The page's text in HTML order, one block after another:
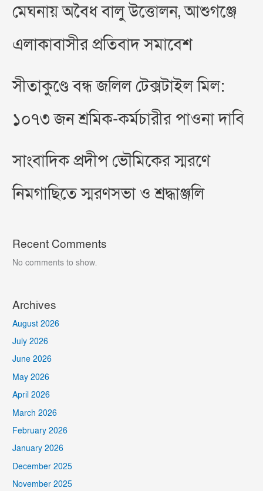
মেঘনায় অবৈধ বালু উত্তোলন, আশুগঞ্জে
এলাকাবাসীর প্রতিবাদ সমাবেশ
সীতাকুণ্ডে বন্ধ জলিল টেক্সটাইল মিল:
১০৭৩ জন শ্রমিক-কর্মচারীর পাওনা দাবি
সাংবাদিক প্রদীপ ভৌমিকের স্মরণে
নিমগাছিতে স্মরণসভা ও শ্রদ্ধাঞ্জলি
Recent Comments
No comments to show.
Archives
August 2026
July 2026
June 2026
May 2026
April 2026
March 2026
February 2026
January 2026
December 2025
November 2025